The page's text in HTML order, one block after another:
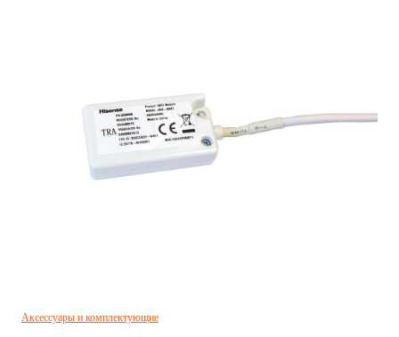
Аксессуары и комплектующие